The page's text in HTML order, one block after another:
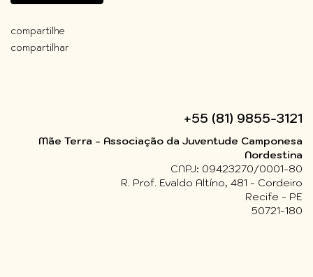
compartilhe
compartilhar
+55 (81) 9855-3121
Mãe Terra - Associação da Juventude Camponesa
Nordestina
CNPJ: 09423270/0001-80
R. Prof. Evaldo Altíno, 481 - Cordeiro
Recife - PE
50721-180